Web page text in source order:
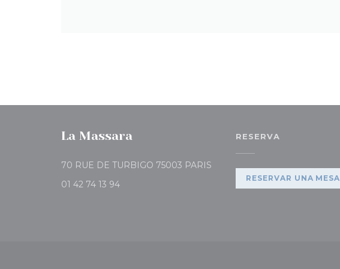
La Massara
70 RUE DE TURBIGO 75003 PARIS
01 42 74 13 94
RESERVA
RESERVAR UNA MESA